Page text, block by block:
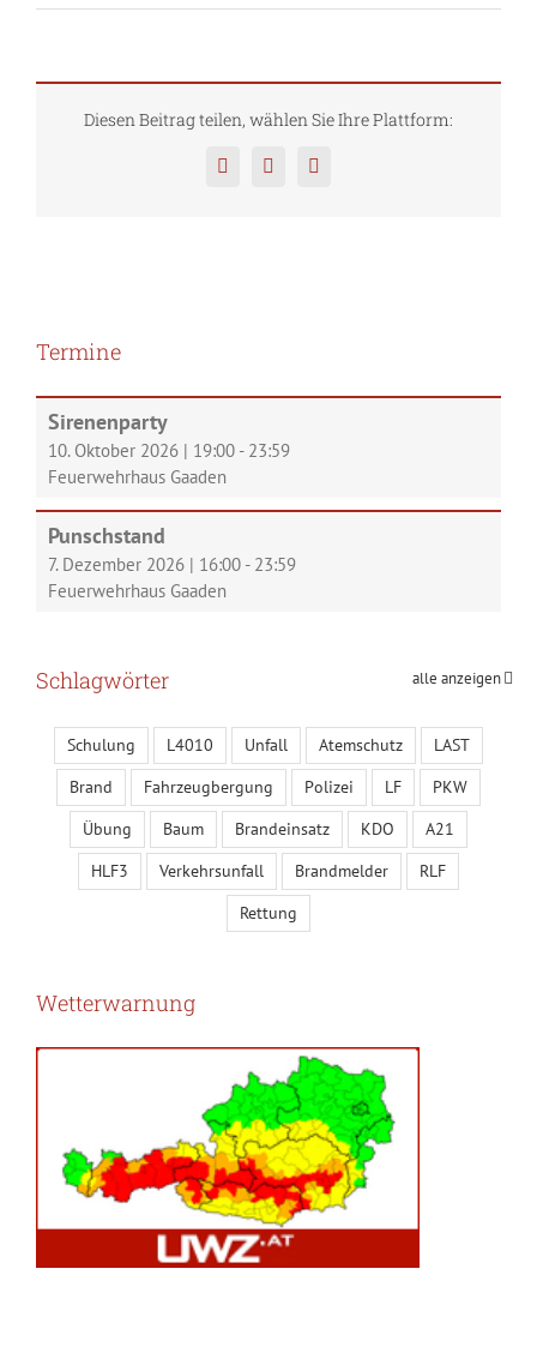
Diesen Beitrag teilen, wählen Sie Ihre Plattform:
FacebookTwitterPinterest
Termine
Sirenenparty
10. Oktober 2026 | 19:00 - 23:59
Feuerwehrhaus Gaaden
Punschstand
7. Dezember 2026 | 16:00 - 23:59
Feuerwehrhaus Gaaden
alle anzeigen
Schlagwörter
Schulung L4010 Unfall Atemschutz
LAST
Brand
Fahrzeugbergung Polizei LF
PKW
Übung
Baum Brandeinsatz KDO
A21
HLF3
Verkehrsunfall Brandmelder
RLF
Rettung
Wetterwarnung